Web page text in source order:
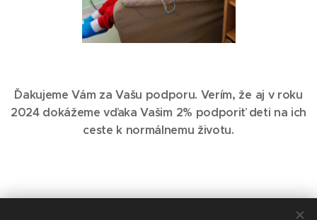
Ďakujeme Vám za Vašu podporu. Verím, že aj v roku
2024 dokážeme vďaka Vašim 2% podporiť deti na ich
ceste k normálnemu životu.